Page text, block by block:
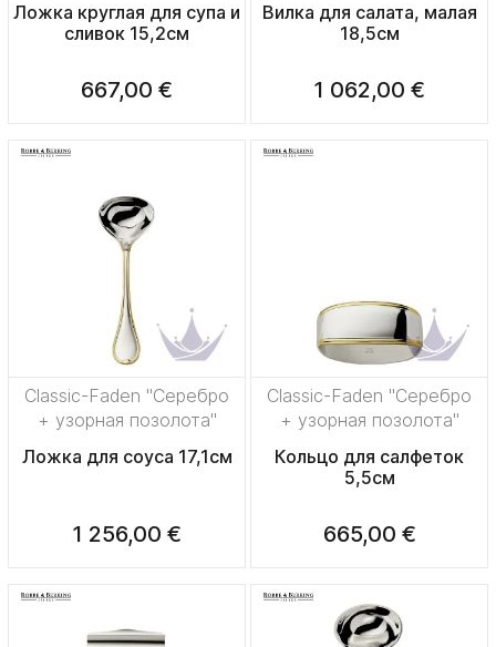
Ложка круглая для супа и
сливок 15,2см
667,00 €
Вилка для салата, малая
18,5см
1 062,00 €
Classic-Faden "Серебро
+ узорная позолота"
Ложка для соуса 17,1см
1 256,00 €
Classic-Faden "Серебро
+ узорная позолота"
Кольцо для салфеток
5,5см
665,00 €